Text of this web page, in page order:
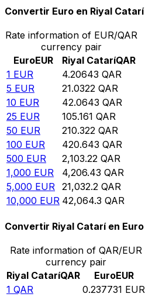
Convertir Euro en Riyal Catarí
Rate information of EUR/QAR
currency pair
EuroEUR Riyal CataríQAR
1 EUR 4.20643 QAR
5 EUR 21.0322 QAR
10 EUR 42.0643 QAR
25 EUR 105.161 QAR
50 EUR 210.322 QAR
100 EUR 420.643 QAR
500 EUR 2,103.22 QAR
1,000 EUR 4,206.43 QAR
5,000 EUR 21,032.2 QAR
10,000 EUR 42,064.3 QAR
Convertir Riyal Catarí en Euro
Rate information of QAR/EUR
currency pair
Riyal CataríQAR EuroEUR
1 QAR 0.237731 EUR